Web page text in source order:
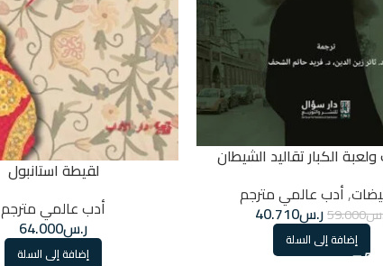
الكبار تقاليد الشيطان
,أدب عالمي مترجم
59.000ر.س40.710
إضافة إلى السلة
لقيطة استانبول
أدب عالمي مترجم
ر.س64.000
إضافة إلى السلة